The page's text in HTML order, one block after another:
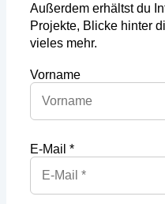
Außerdem erhältst du
Projekte, Blicke hinter
vieles mehr.
Vorname
E-Mail *